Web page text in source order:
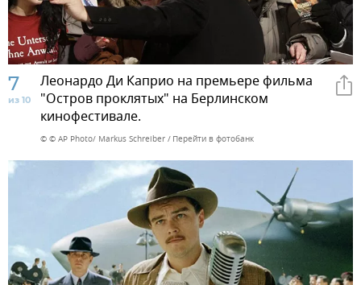
7
из 10
Леонардо Ди Каприо на премьере фильма
"Остров проклятых" на Берлинском
кинофестивале.
© © AP Photo/ Markus Schreiber Перейти в фотобанк